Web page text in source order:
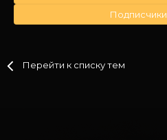
Подписчики
Перейти к списку тем